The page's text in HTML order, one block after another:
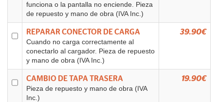
funciona o la pantalla no enciende. Pieza
de repuesto y mano de obra (IVA Inc.)
REPARAR CONECTOR DE CARGA
Cuando no carga correctamente al
conectarlo al cargador. Pieza de repuesto
y mano de obra (IVA Inc.)
39.90€
CAMBIO DE TAPA TRASERA
Pieza de repuesto y mano de obra (IVA
Inc.)
19.90€